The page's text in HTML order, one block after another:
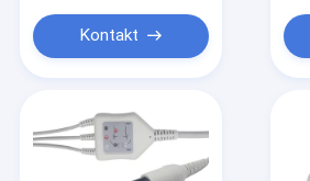
Kontakt